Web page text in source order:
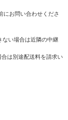
にお問い合わせくださ
ない場合は近隣の中継
は別途配送料を請求い